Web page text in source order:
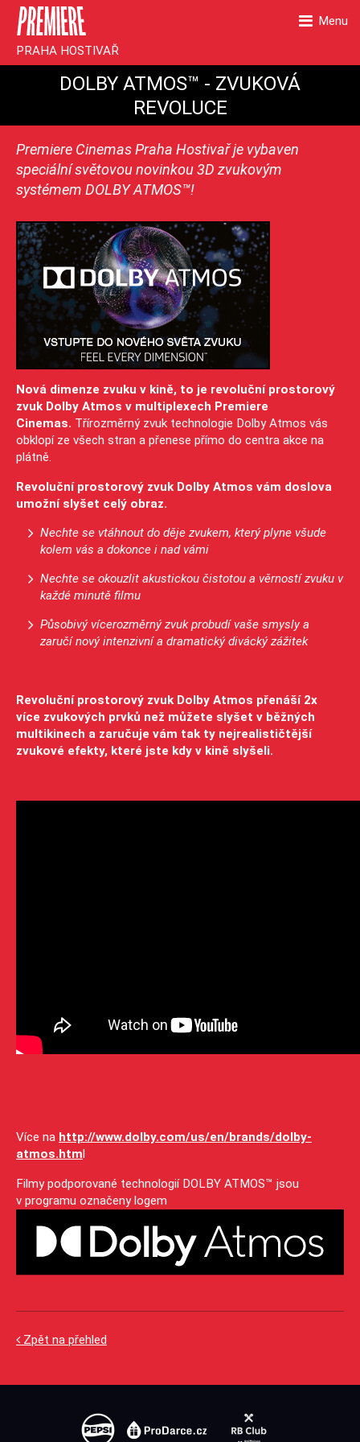
Menu
PRAHA HOSTIVAŘ
DOLBY ATMOS™ - ZVUKOVÁ
REVOLUCE
Premiere Cinemas Praha Hostivař je vybaven
speciální světovou novinkou 3D zvukovým
systémem DOLBY ATMOS™!
Nová dimenze zvuku v kině, to je revoluční prostorový
zvuk Dolby Atmos v multiplexech Premiere
Cinemas. Třírozměrný zvuk technologie Dolby Atmos vás
obklopí ze všech stran a přenese přímo do centra akce na
plátně.
Revoluční prostorový zvuk Dolby Atmos vám doslova
umožní slyšet celý obraz.
Nechte se vtáhnout do děje zvukem, který plyne všude
kolem vás a dokonce i nad vámi
Nechte se okouzlit akustickou čistotou a věrností zvuku v
každé minutě filmu
Působivý vícerozměrný zvuk probudí vaše smysly a
zaručí nový intenzivní a dramatický divácký zážitek
Revoluční prostorový zvuk Dolby Atmos přenáší 2x
více zvukových prvků než můžete slyšet v běžných
multikinech a zaručuje vám tak ty nejrealističtější
zvukové efekty, které jste kdy v kině slyšeli.
Více na http://www.dolby.com/us/en/brands/dolby-
atmos.htm
Filmy podporované technologií DOLBY ATMOS™ jsou
v programu označeny logem
Zpět na přehled